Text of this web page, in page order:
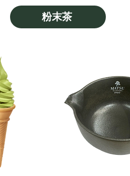
粉末茶